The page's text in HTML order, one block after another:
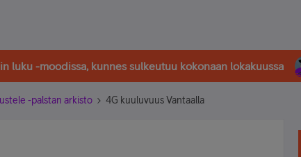
luku -moodissa, kunnes sulkeutuu kokonaan lokakuussa
-palstan arkisto 4G kuuluvuus Vantaalla